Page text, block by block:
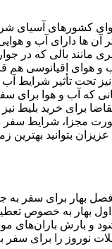
کشورهای آسیای
آن ها دارای آب و
مانند بالی که در
و هوای اقیانوسی هم
تحت تأثیر شرایط آب
که آب و هوا برای
برای خرید بلیط
مجزا، شرایط سفر
بتوانید بهترین
بهار برای سفر به
بهار به خصوص
و بارش باران‌های
نوروز را برای سفر